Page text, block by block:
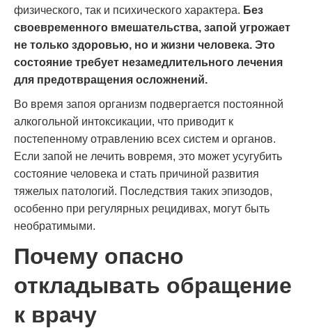
физического, так и психического характера. Без
своевременного вмешательства, запой угрожает
не только здоровью, но и жизни человека. Это
состояние требует незамедлительного лечения
для предотвращения осложнений.
Во время запоя организм подвергается постоянной
алкогольной интоксикации, что приводит к
постепенному отравлению всех систем и органов.
Если запой не лечить вовремя, это может усугубить
состояние человека и стать причиной развития
тяжелых патологий. Последствия таких эпизодов,
особенно при регулярных рецидивах, могут быть
необратимыми.
Почему опасно
откладывать обращение
к врачу